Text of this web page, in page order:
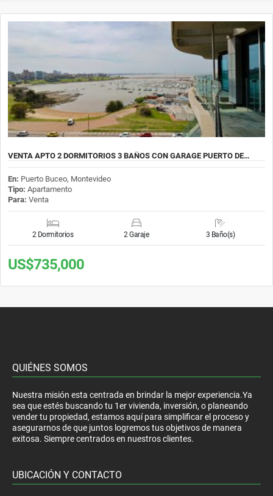
VENTA APTO 2 DORMITORIOS 3 BAÑOS CON GARAGE PUERTO DE…
En: Puerto Buceo, Montevideo
Tipo: Apartamento
Para: Venta
2 Dormitorios 2 Garaje 3 Baño(s)
US$735,000
QUIÉNES SOMOS
Nuestra misión esta centrada en brindar la mejor experiencia.Ya
sea que estés buscando tu 1er vivienda, inversión, o planeando
vender tu propiedad, estamos aquí para simplificar el proceso y
asegurarnos de que juntos logremos tus objetivos de manera
exitosa. Siempre centrados en nuestros clientes.
UBICACIÓN Y CONTACTO